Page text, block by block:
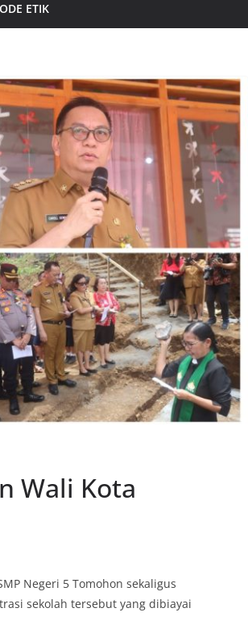
ETIK
Wali Kota
Negeri 5 Tomohon sekaligus
sekolah tersebut yang dibiayai